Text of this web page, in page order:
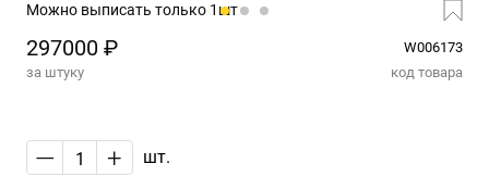
Можно выписать только 1шт
297000 ₽
W006173
за штуку
код товара
— + шт.